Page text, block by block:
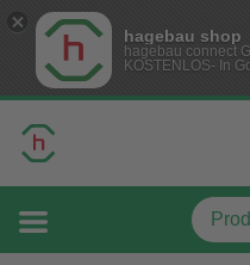
hagebau shop
hagebau connect
KOSTENLOS- In